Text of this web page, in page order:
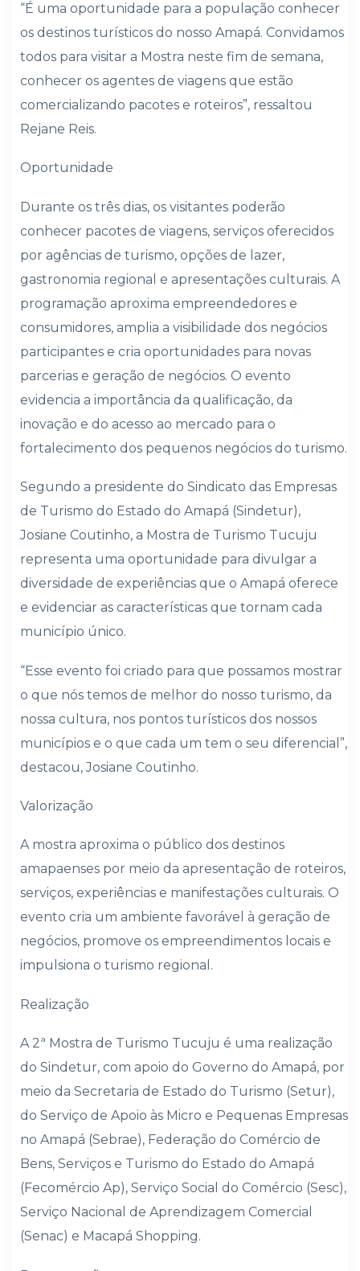
“É uma oportunidade para a população conhecer
os destinos turísticos do nosso Amapá. Convidamos
todos para visitar a Mostra neste fim de semana,
conhecer os agentes de viagens que estão
comercializando pacotes e roteiros”, ressaltou
Rejane Reis.
Oportunidade
Durante os três dias, os visitantes poderão
conhecer pacotes de viagens, serviços oferecidos
por agências de turismo, opções de lazer,
gastronomia regional e apresentações culturais. A
programação aproxima empreendedores e
consumidores, amplia a visibilidade dos negócios
participantes e cria oportunidades para novas
parcerias e geração de negócios. O evento
evidencia a importância da qualificação, da
inovação e do acesso ao mercado para o
fortalecimento dos pequenos negócios do turismo.
Segundo a presidente do Sindicato das Empresas
de Turismo do Estado do Amapá (Sindetur),
Josiane Coutinho, a Mostra de Turismo Tucuju
representa uma oportunidade para divulgar a
diversidade de experiências que o Amapá oferece
e evidenciar as características que tornam cada
município único.
“Esse evento foi criado para que possamos mostrar
o que nós temos de melhor do nosso turismo, da
nossa cultura, nos pontos turísticos dos nossos
municípios e o que cada um tem o seu diferencial”,
destacou, Josiane Coutinho.
Valorização
A mostra aproxima o público dos destinos
amapaenses por meio da apresentação de roteiros,
serviços, experiências e manifestações culturais. O
evento cria um ambiente favorável à geração de
negócios, promove os empreendimentos locais e
impulsiona o turismo regional.
Realização
A 2ª Mostra de Turismo Tucuju é uma realização
do Sindetur, com apoio do Governo do Amapá, por
meio da Secretaria de Estado do Turismo (Setur),
do Serviço de Apoio às Micro e Pequenas Empresas
no Amapá (Sebrae), Federação do Comércio de
Bens, Serviços e Turismo do Estado do Amapá
(Fecomércio Ap), Serviço Social do Comércio (Sesc),
Serviço Nacional de Aprendizagem Comercial
(Senac) e Macapá Shopping.